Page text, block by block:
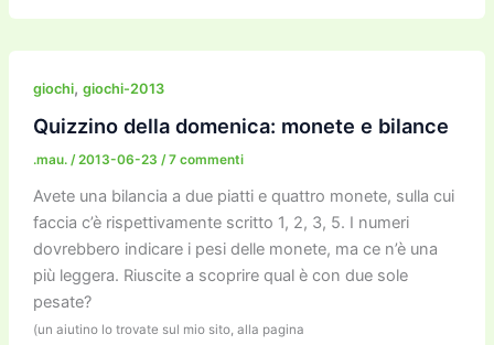
c
e
b
o
o
k
itt
er
ai
l
ai
l
st
o
o
e
gr
m
p
y
n
k
e
n
n
di
di
giochi, giochi-2013
Quizzino della domenica: monete e bilance
.mau. /2013-06-23 /7 commenti
Avete una bilancia a due piatti e quattro monete, sulla cui
faccia c’è rispettivamente scritto 1, 2, 3, 5. I numeri
dovrebbero indicare i pesi delle monete, ma ce n’è una
più leggera. Riuscite a scoprire qual è con due sole
pesate?
(un aiutino lo trovate sul mio sito, alla pagina